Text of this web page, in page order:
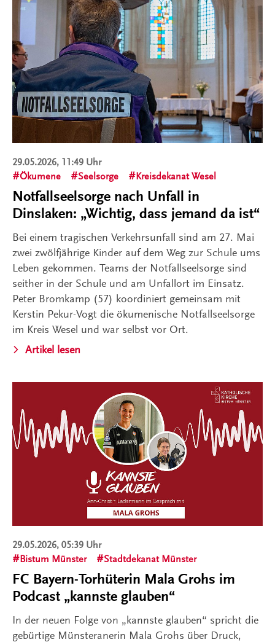
29.05.2026, 11:49 Uhr
Ökumene
Seelsorge Kreisdekanat Wesel
Notfallseelsorge nach Unfall in
Dinslaken: „Wichtig, dass jemand da ist“
Bei einem tragischen Verkehrsunfall sind am 27. Mai
zwei zwölfjährige Kinder auf dem Weg zur Schule ums
Leben gekommen. Teams der Notfallseelsorge sind
seither in der Schule und am Unfallort im Einsatz.
Peter Bromkamp (57) koordiniert gemeinsam mit
Kerstin Pekur-Vogt die ökumenische Notfallseelsorge
im Kreis Wesel und war selbst vor Ort.
Artikel lesen
29.05.2026, 05:39 Uhr
Bistum Münster
Stadtdekanat Münster
FC Bayern-Torhüterin Mala Grohs im
Podcast „kannste glauben“
In der neuen Folge von „kannste glauben“ spricht die
gebürtige Münsteranerin Mala Grohs über Druck,